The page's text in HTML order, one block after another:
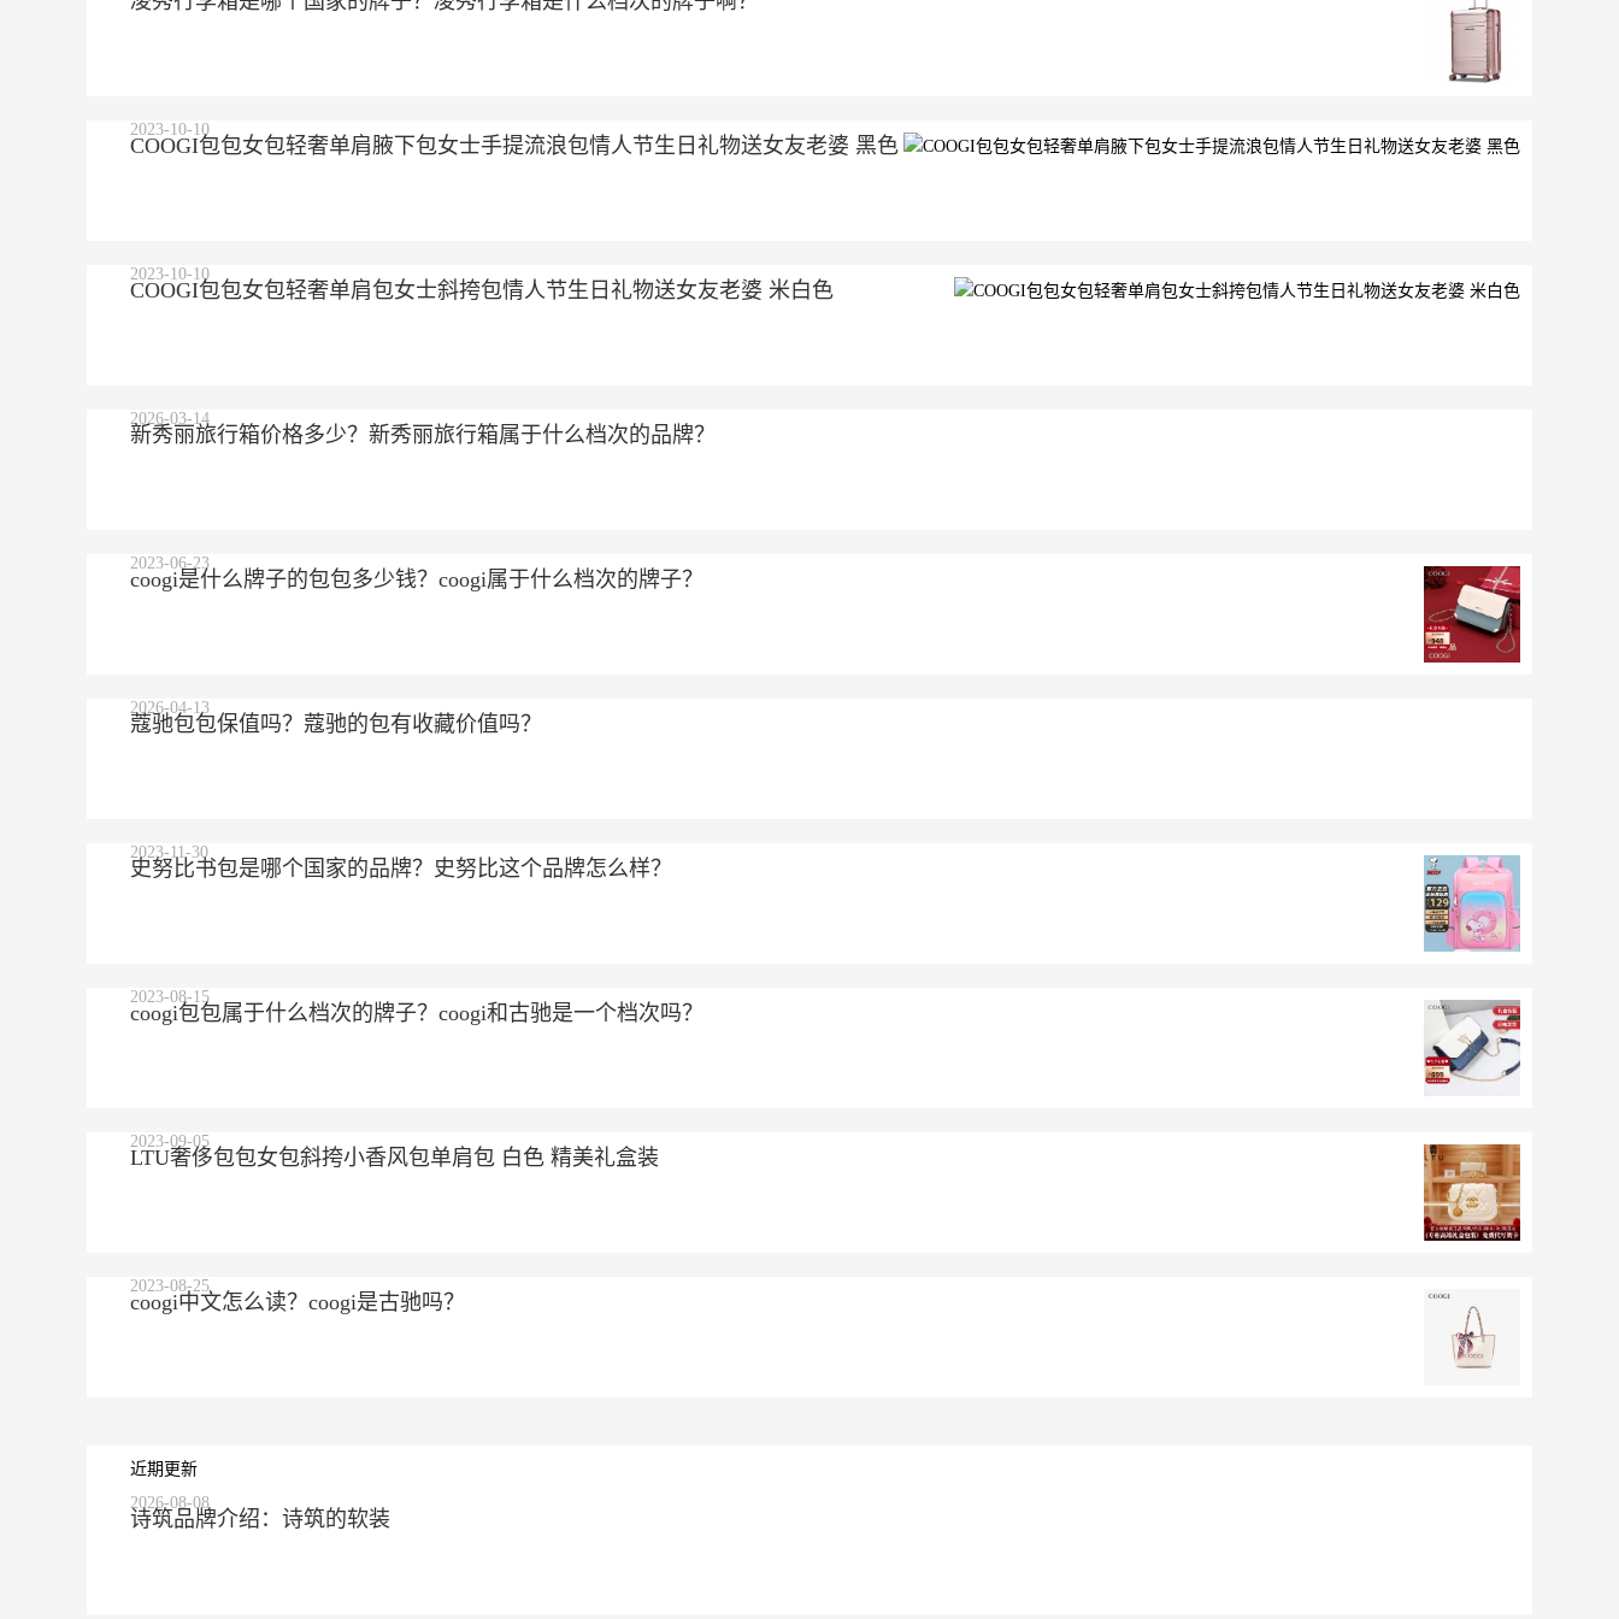
COOGI包包女包轻奢单肩腋下包女士手提流浪包情人节生日礼物送女友老婆 黑色
2023-10-10
COOGI包包女包轻奢单肩包女士斜挎包情人节生日礼物送女友老婆 米白色
2023-10-10
新秀丽旅行箱价格多少？新秀丽旅行箱属于什么档次的品牌？
2026-03-14
coogi是什么牌子的包包多少钱？coogi属于什么档次的牌子？
2023-06-23
蔻驰包包保值吗？蔻驰的包有收藏价值吗？
2026-04-13
史努比书包是哪个国家的品牌？史努比这个品牌怎么样？
2023-11-30
coogi包包属于什么档次的牌子？coogi和古驰是一个档次吗？
2023-08-15
LTU奢侈包包女包斜挎小香风包单肩包 白色 精美礼盒装
2023-09-05
coogi中文怎么读？coogi是古驰吗？
2023-08-25
近期更新
诗筑品牌介绍：诗筑的软装
2026-08-08